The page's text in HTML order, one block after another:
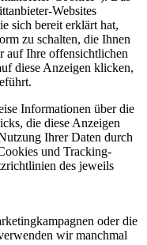
Websites
sich bereit erklärt hat,
zu schalten, die Ihnen
auf Ihre offensichtlichen
diese Anzeigen klicken,
Informationen über die
die diese Anzeigen
Ihrer Daten durch
und Tracking-
des jeweils
oder die
wir manchmal